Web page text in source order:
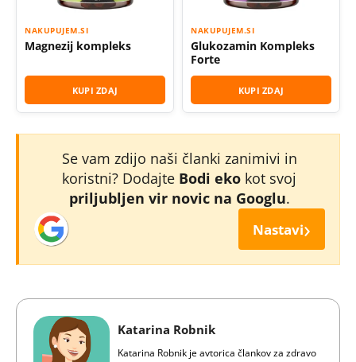
NAKUPUJEM.SI
Magnezij kompleks
KUPI ZDAJ
NAKUPUJEM.SI
Glukozamin Kompleks
Forte
KUPI ZDAJ
Se vam zdijo naši članki zanimivi in
koristni? Dodajte Bodi eko kot svoj
priljubljen vir novic na Googlu.
Nastavi›
Katarina Robnik
Katarina Robnik je avtorica člankov za zdravo